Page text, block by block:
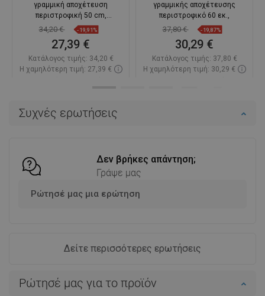
Συχνές ερωτήσεις
Δεν βρήκες απάντηση;
Γράψε μας
Ρώτησέ μας μια ερώτηση
Δείτε περισσότερες ερωτήσεις
Ρώτησέ μας για το προϊόν
γραμμική αποχέτευση
περιστροφική 50 cm,
ανοξείδωτο
34,20 € -19,91%
27,39 €
Κατάλογος τιμής: 34,20 €
Η χαμηλότερη τιμή: 27,39 €
γραμμικής αποχέτευσης
περιστροφικό 60 εκ.,
37,80 € -19,87%
30,29 €
Κατάλογος τιμής: 37,80 €
Η χαμηλότερη τιμή: 30,29 €